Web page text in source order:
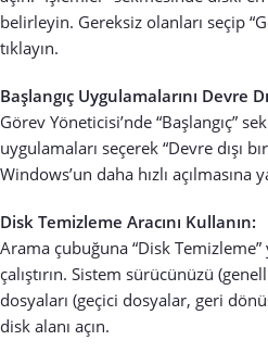
belirleyin. Gereksiz olanları seçip
tıklayın.
Başlangıç Uygulamalarını Devre
Görev Yöneticisi’nde “Başlangıç”
uygulamaları seçerek “Devre dışı
Windows’un daha hızlı açılmasına
Disk Temizleme Aracını Kullanın:
Arama çubuğuna “Disk Temizleme”
çalıştırın. Sistem sürücünüzü
dosyaları (geçici dosyalar, geri
disk alanı açın.